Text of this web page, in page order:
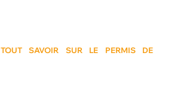
TOUT SAVOIR SUR LE PERMIS DE